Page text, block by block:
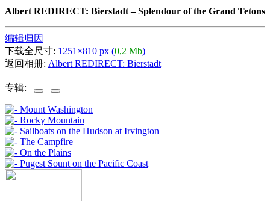
Albert REDIRECT: Bierstadt–Splendour of the Grand Tetons
编辑归因
下载全尺寸: 1251×810 px (0,2 Mb)
返回相册: Albert REDIRECT: Bierstadt
专辑: